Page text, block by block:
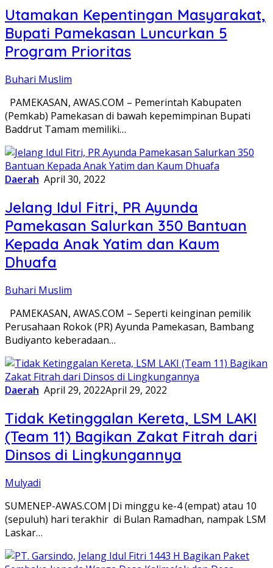
Utamakan Kepentingan Masyarakat,
Bupati Pamekasan Luncurkan 5
Program Prioritas
Buhari Muslim
PAMEKASAN, AWAS.COM – Pemerintah Kabupaten
(Pemkab) Pamekasan di bawah kepemimpinan Bupati
Baddrut Tamam memiliki…
Daerah April 30, 2022
Jelang Idul Fitri, PR Ayunda
Pamekasan Salurkan 350 Bantuan
Kepada Anak Yatim dan Kaum
Dhuafa
Buhari Muslim
PAMEKASAN, AWAS.COM – Seperti keinginan pemilik
Perusahaan Rokok (PR) Ayunda Pamekasan, Bambang
Budiyanto keberadaan…
Daerah April 29, 2022April 29, 2022
Tidak Ketinggalan Kereta, LSM LAKI
(Team 11) Bagikan Zakat Fitrah dari
Dinsos di Lingkungannya
Mulyadi
SUMENEP-AWAS.COM|Di minggu ke-4 (empat) atau 10
(sepuluh) hari terakhir di Bulan Ramadhan, nampak LSM
Laskar…